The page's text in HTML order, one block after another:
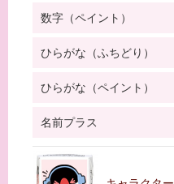
数字（ペイント）
ひらがな（ふちどり）
ひらがな（ペイント）
名前プラス